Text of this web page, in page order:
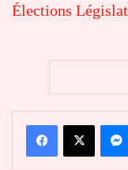
Élections
FacebookX